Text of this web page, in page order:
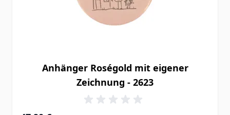
Anhänger Roségold mit eigener
Zeichnung - 2623